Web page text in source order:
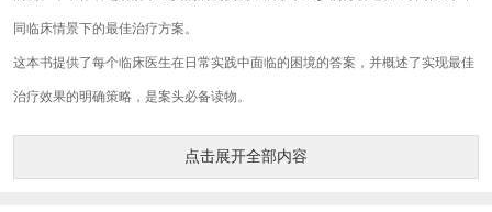
同临床情景下的最佳治疗方案。
这本书提供了每个临床医生在日常实践中面临的困境的答案，并概述了实现最佳
治疗效果的明确策略，是案头必备读物。
点击展开全部内容